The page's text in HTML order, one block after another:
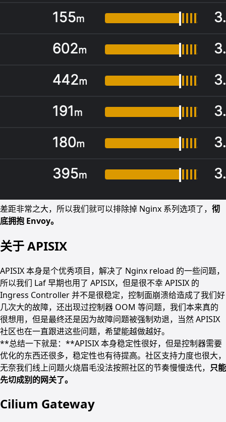
差距非常之大，所以我们就可以排除掉 Nginx 系列选项了， 彻
底拥抱 Envoy。
关于 APISIX
APISIX 本身是个优秀项目，解决了 Nginx reload 的一些问题，
所以我们 Laf 早期也用了 APISIX，但是很不幸 APISIX 的
Ingress Controller 并不是很稳定，控制面崩溃给造成了我们好
几次大的故障，还出现过控制器 OOM 等问题，我们本来真的
很想用，但是最终还是因为故障问题被强制劝退，当然 APISIX
社区也在一直跟进这些问题，希望能越做越好。
**总结一下就是：**APISIX 本身稳定性很好，但是控制器需要
优化的东西还很多，稳定性也有待提高。社区支持力度也很大，
无奈我们线上问题火烧眉毛没法按照社区的节奏慢慢迭代， 只能
先切成别的网关了。
Cilium Gateway